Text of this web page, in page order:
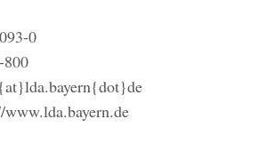
0
800